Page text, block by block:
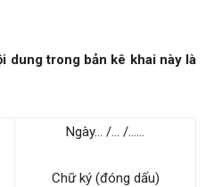
dung trong bản kê khai này là
Ngày… /… /……
Chữ ký (đóng dấu)